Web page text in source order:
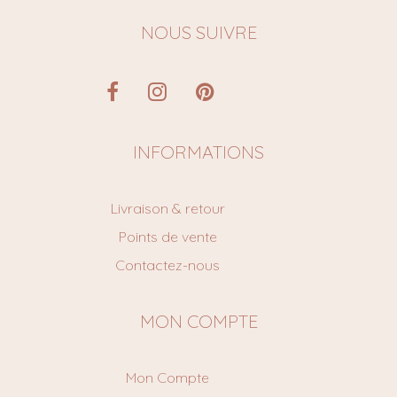
NOUS SUIVRE
INFORMATIONS
Livraison & retour
Points de vente
Contactez-nous
MON COMPTE
Mon Compte